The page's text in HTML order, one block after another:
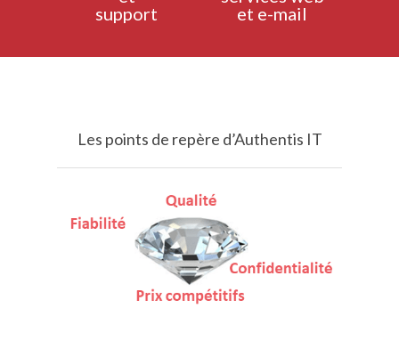
support
et e-mail
Les points de repère d’Authentis IT